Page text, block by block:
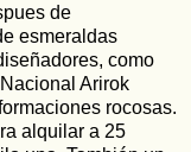
de
esmeraldas
como
Arirok
rocosas.
alquilar a 25